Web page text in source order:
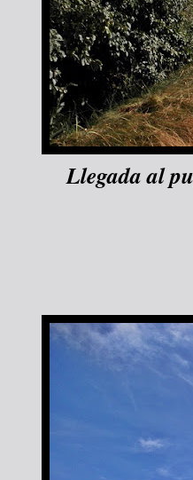
Llegada al